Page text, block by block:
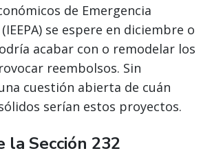
de Emergencia
se espere en diciembre o
acabar con o remodelar los
reembolsos. Sin
cuestión abierta de cuán
serían estos proyectos.
la Sección 232